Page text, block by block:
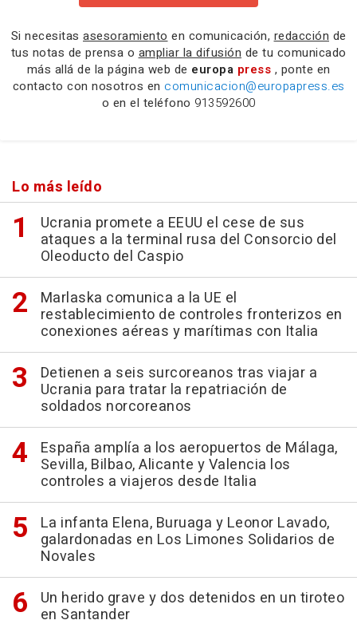
Si necesitas asesoramiento en comunicación, redacción de
tus notas de prensa o ampliar la difusión de tu comunicado
más allá de la página web de europa press , ponte en
contacto con nosotros en comunicacion@europapress.es
o en el teléfono 913592600
Lo más leído
Ucrania promete a EEUU el cese de sus
ataques a la terminal rusa del Consorcio del
Oleoducto del Caspio
Marlaska comunica a la UE el
restablecimiento de controles fronterizos en
conexiones aéreas y marítimas con Italia
Detienen a seis surcoreanos tras viajar a
Ucrania para tratar la repatriación de
soldados norcoreanos
España amplía a los aeropuertos de Málaga,
Sevilla, Bilbao, Alicante y Valencia los
controles a viajeros desde Italia
La infanta Elena, Buruaga y Leonor Lavado,
galardonadas en Los Limones Solidarios de
Novales
Un herido grave y dos detenidos en un tiroteo
en Santander